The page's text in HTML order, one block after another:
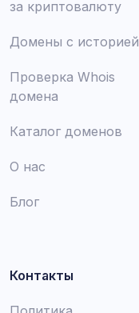
за криптовалюту
Домены с историей
Проверка Whois
домена
Каталог доменов
О нас
Блог
Контакты